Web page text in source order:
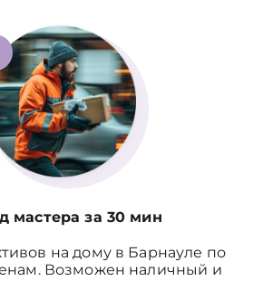
мастера за 30 мин
на дому в Барнауле по
Возможен наличный и